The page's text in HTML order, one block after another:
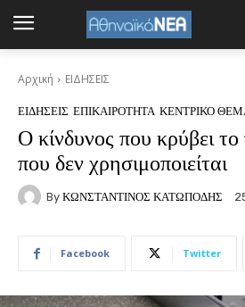
Αρχική ΕΙΔΗΣΕΙΣ
ΕΙΔΗΣΕΙΣ ΕΠΙΚΑΙΡΟΤΗΤΑ ΚΕΝΤΡΙΚΟ
Ο κίνδυνος που κρύβει το
που δεν χρησιμοποιείται
By ΚΩΝΣΤΑΝΤΙΝΟΣ ΚΑΤΩΠΟΔΗΣ
Facebook Twitter